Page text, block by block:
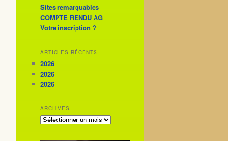
Sites remarquables
COMPTE RENDU AG
Votre inscription ?
ARTICLES RÉCENTS
2026
2026
2026
ARCHIVES
ARCHIVES